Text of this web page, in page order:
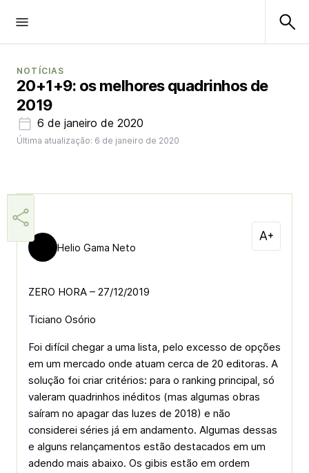
NOTÍCIAS
20+1+9: os melhores quadrinhos de
2019
6 de janeiro de 2020
Última atualização: 6 de janeiro de 2020
Helio Gama Neto
ZERO HORA – 27/12/2019
Ticiano Osório
Foi difícil chegar a uma lista, pelo excesso de opções
em um mercado onde atuam cerca de 20 editoras. A
solução foi criar critérios: para o ranking principal, só
valeram quadrinhos inéditos (mas algumas obras
saíram no apagar das luzes de 2018) e não
considerei séries já em andamento. Algumas dessas
e alguns relançamentos estão destacados em um
adendo mais abaixo. Os gibis estão em ordem